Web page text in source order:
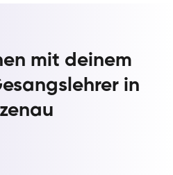
mit deinem
in